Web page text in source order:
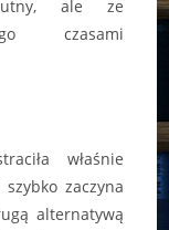
ale ze
czasami
właśnie
zaczyna
alternatywą